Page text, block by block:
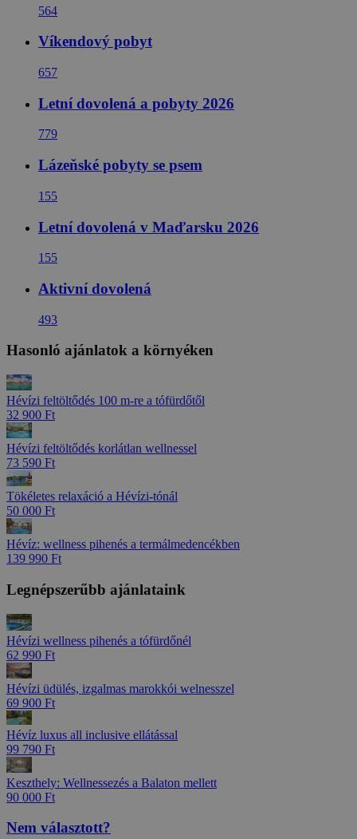
564
Víkendový pobyt
657
Letní dovolená a pobyty 2026
779
Lázeňské pobyty se psem
155
Letní dovolená v Maďarsku 2026
155
Aktivní dovolená
493
Hasonló ajánlatok a környéken
Hévízi feltöltődés 100 m-re a tófürdőtől
32 900 Ft
Hévízi feltöltődés korlátlan wellnessel
73 590 Ft
Tökéletes relaxáció a Hévízi-tónál
50 000 Ft
Hévíz: wellness pihenés a termálmedencékben
139 990 Ft
Legnépszerűbb ajánlataink
Hévízi wellness pihenés a tófürdőnél
62 990 Ft
Hévízi üdülés, izgalmas marokkói welnesszel
69 900 Ft
Hévíz luxus all inclusive ellátással
99 790 Ft
Keszthely: Wellnessezés a Balaton mellett
90 000 Ft
Nem választott?